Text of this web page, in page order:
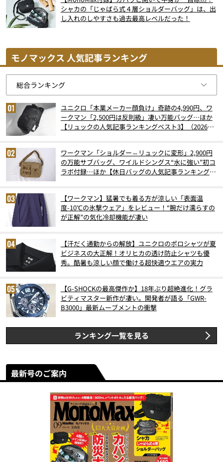
シャカの「じゃばら式４層ショルダーバッグ」は、出
し入れのしやすさも過去最高レベルだった！
モノマックス 人気記事ランキング
ユニクロ「本業メーカー顔負け」奇跡の4,990円、ワ
ークマン「2,500円は反則級」凄い万能バッグ…ほか
【リュックの人気記事ランキングベスト3】（2026年
ワークマン「ショルダー⇔リュックに変形」2,900円
の万能サブバッグ、ワイルドシングス“水に強い”初コ
ラボ付録…ほか【休日バッグの人気記事ランキングベ
【ワークマン】猛暑でも着る方が涼しい「表面温
度-10℃の氷撃ウェア」をレビュー！“腕だけ濡らすの
が正解”の気化冷却機能が凄い
【汗だく通勤からの解放】ユニクロのポロシャツが夏
ビジネスの大正解！オリヒカの透け防止シャツも優
秀。酷暑も涼しい顔で働ける超快適ウエアの実力
【G-SHOCKの最高傑作か】18年ぶり超絶進化！グラ
ビティマスター新作が凄い。開発者が語る「GWR-
B3000」最新ムーブメントの衝撃
ランキング一覧を見る
最新号のご案内